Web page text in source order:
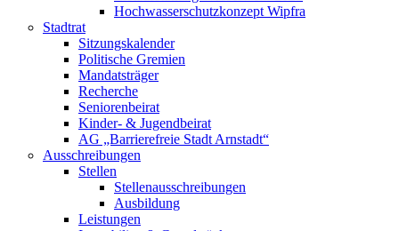
Hochwasserschutzkonzept Wipfra
Stadtrat
Sitzungskalender
Politische Gremien
Mandatsträger
Recherche
Seniorenbeirat
Kinder- & Jugendbeirat
AG „Barrierefreie Stadt Arnstadt“
Ausschreibungen
Stellen
Stellenausschreibungen
Ausbildung
Leistungen